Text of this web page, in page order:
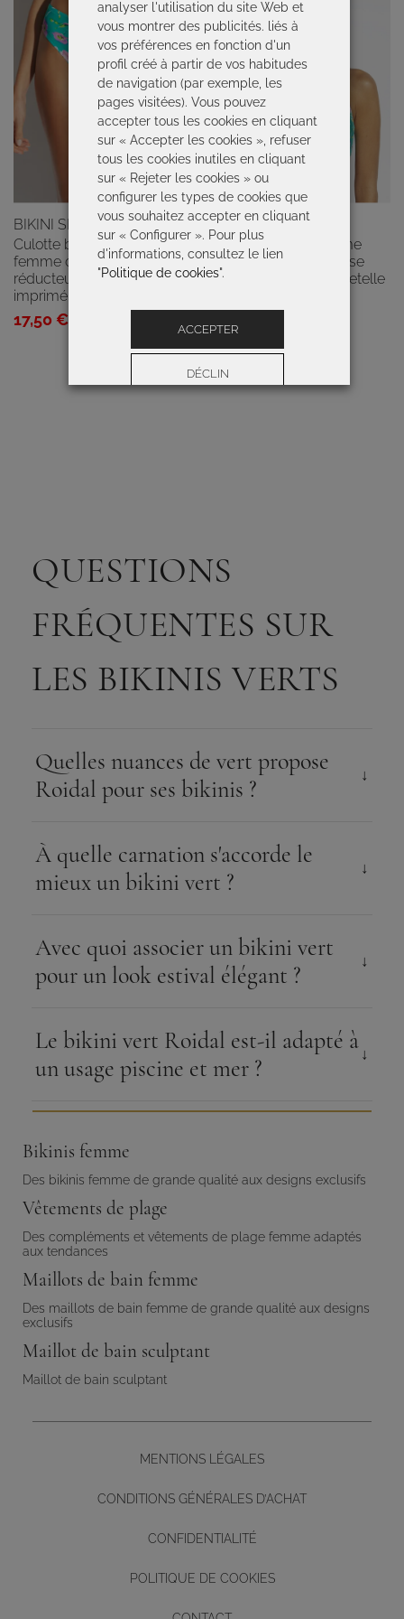
209,50 €.
104,75 €.
BIKINI SLIP PATRICIA
Culotte bikini réductrice
femme coupe classique
réducteur taille moyenne
imprimé floral vert/rose
Le
17,50 €
Le
BIKINI ELIA
Bikini réducteur femme
imprimé floral vert/rose
rembourrage doux bretelle
initial
était :
actuel
est :
QUESTIONS
FRÉQUENTES SUR
LES BIKINIS VERTS
Quelles nuances de vert propose
Roidal pour ses bikinis ?
À quelle carnation s'accorde le
mieux un bikini vert ?
Avec quoi associer un bikini vert
pour un look estival élégant ?
Le bikini vert Roidal est-il adapté à
un usage piscine et mer ?
Bikinis femme
Des bikinis femme de grande qualité aux designs exclusifs
Vêtements de plage
Des compléments et vêtements de plage femme adaptés
aux tendances
Maillots de bain femme
Des maillots de bain femme de grande qualité aux designs
exclusifs
Maillot de bain sculptant
Maillot de bain sculptant
MENTIONS LÉGALES
CONDITIONS GÉNÉRALES D’ACHAT
CONFIDENTIALITÉ
POLITIQUE DE COOKIES
analyser l'utilisation du site Web et
vous montrer des publicités. liés à
vos préférences en fonction d'un
profil créé à partir de vos habitudes
de navigation (par exemple, les
pages visitées). Vous pouvez
accepter tous les cookies en cliquant
sur « Accepter les cookies », refuser
tous les cookies inutiles en cliquant
sur « Rejeter les cookies » ou
configurer les types de cookies que
vous souhaitez accepter en cliquant
sur « Configurer ». Pour plus
d'informations, consultez le lien
"Politique de cookies".
ACCEPTER
DÉCLIN